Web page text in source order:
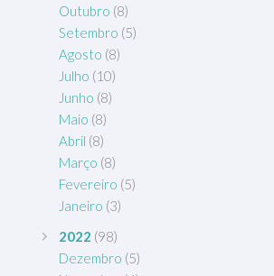
Outubro (8)
Setembro (5)
Agosto (8)
Julho (10)
Junho (8)
Maio (8)
Abril (8)
Março (8)
Fevereiro (5)
Janeiro (3)
2022 (98)
Dezembro (5)